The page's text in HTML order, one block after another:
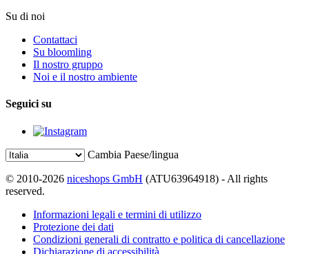
Su di noi
Contattaci
Su bloomling
Il nostro gruppo
Noi e il nostro ambiente
Seguici su
Cambia Paese/lingua
© 2010-2026 niceshops GmbH (ATU63964918) - All rights
reserved.
Informazioni legali e termini di utilizzo
Protezione dei dati
Condizioni generali di contratto e politica di cancellazione
Dichiarazione di accessibilità